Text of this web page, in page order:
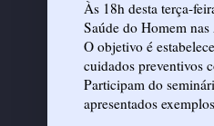
Às 18h desta terça-
Saúde do Homem
O objetivo é
cuidados preventivos
Participam do
apresentados